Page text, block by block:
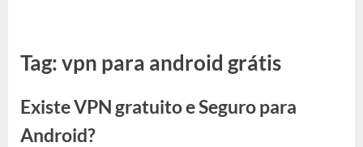
Tag:vpn para android grátis
Existe VPN gratuito e Seguro para
Android?